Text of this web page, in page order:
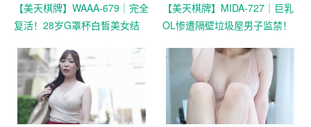
【美天棋牌】WAAA-679｜完全
复活！28岁G罩杯白皙美女结
线
【美天棋牌】MIDA-727｜巨乳
OL惨遭隔壁垃圾屋男子监禁！
件